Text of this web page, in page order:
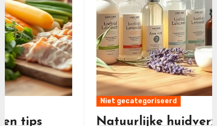
Natuurlijke huidverzorging: